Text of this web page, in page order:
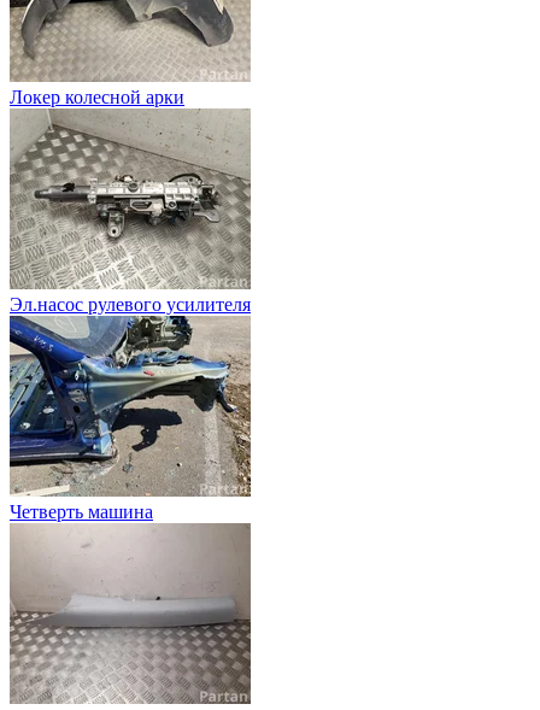
Локер колесной арки
Эл.насос рулевого усилителя
Четверть машина